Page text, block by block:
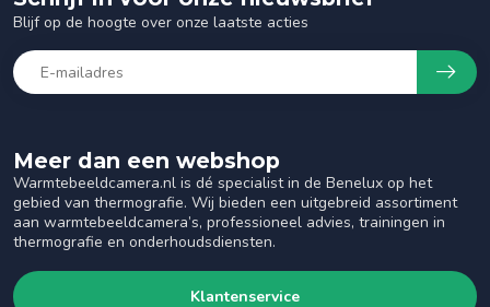
Meer dan een webshop
Warmtebeeldcamera.nl is dé specialist in de Benelux op het
gebied van thermografie. Wij bieden een uitgebreid assortiment
aan warmtebeeldcamera’s, professioneel advies, trainingen in
thermografie en onderhoudsdiensten.
Klantenservice
Blijf op de hoogte over onze laatste acties